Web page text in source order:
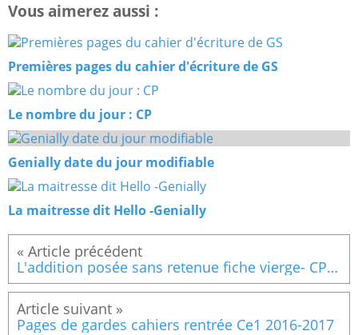
Vous aimerez aussi :
Premières pages du cahier d'écriture de GS
Le nombre du jour : CP
Genially date du jour modifiable
La maitresse dit Hello -Genially
L'addition posée sans retenue fiche vierge- CP et Ce1
Pages de gardes cahiers rentrée Ce1 2016-2017